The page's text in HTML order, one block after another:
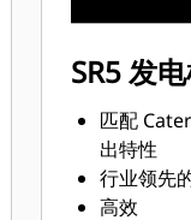
SR5 发
匹配
出特性
行业领先
高效